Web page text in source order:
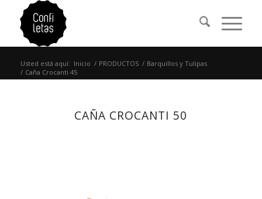
Usted está aquí: Inicio / PRODUCTOS / Barquillos y Tulipas
/ Caña Crocanti 45
CAÑA CROCANTI 50